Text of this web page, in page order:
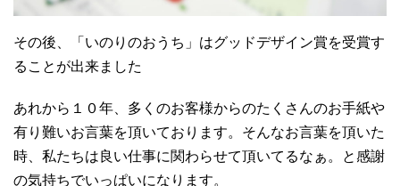
その後、「いのりのおうち」はグッドデザイン賞を受賞す
ることが出来ました
あれから１０年、多くのお客様からのたくさんのお手紙や
有り難いお言葉を頂いております。そんなお言葉を頂いた
時、私たちは良い仕事に関わらせて頂いてるなぁ。と感謝
の気持ちでいっぱいになります。